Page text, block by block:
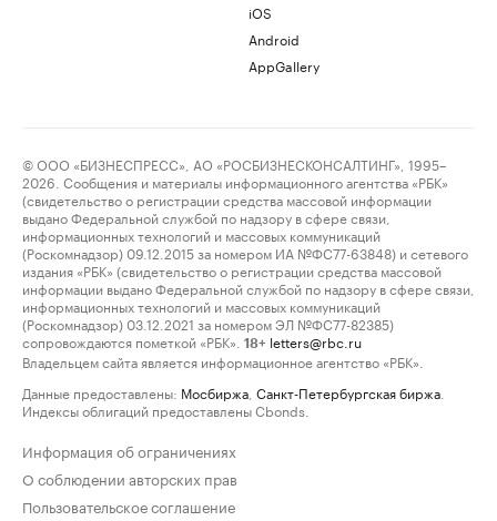
iOS
Android
AppGallery
© ООО «БИЗНЕСПРЕСС», АО «РОСБИЗНЕСКОНСАЛТИНГ», 1995–
2026. Сообщения и материалы информационного агентства «РБК»
(свидетельство о регистрации средства массовой информации
выдано Федеральной службой по надзору в сфере связи,
информационных технологий и массовых коммуникаций
(Роскомнадзор) 09.12.2015 за номером ИА №ФС77-63848) и сетевого
издания «РБК» (свидетельство о регистрации средства массовой
информации выдано Федеральной службой по надзору в сфере связи,
информационных технологий и массовых коммуникаций
(Роскомнадзор) 03.12.2021 за номером ЭЛ №ФС77-82385)
сопровождаются пометкой «РБК».
18+ letters@rbc.ru
Владельцем сайта является информационное агентство «РБК».
Данные предоставлены: Мосбиржа Санкт-Петербургская биржа
Индексы облигаций предоставлены Cbonds.
Информация об ограничениях
О соблюдении авторских прав
Пользовательское соглашение